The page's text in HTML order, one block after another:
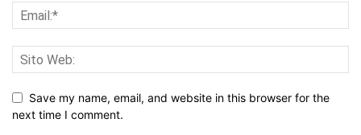
Save my name, email, and website in this browser for the
next time I comment.